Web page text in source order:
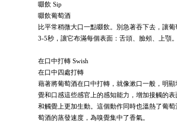
啜飲 Sip
啜飲葡萄酒
比平常稍微大口一點啜飲。別急著吞下去，讓
3-5秒，讓它布滿每個表面：舌頭、臉頰、上顎。
在口中打轉 Swish
在口中四處打轉
藉著將葡萄酒在口中打轉，就像漱口一般，明
覺和口感這些感官上的感知能力，增加接觸的
和觸覺上更加生動。這個動作同時也溫熱了葡
萄酒的蒸發速度，為嗅覺集中了香氣。